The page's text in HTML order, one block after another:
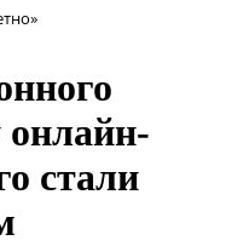
онлайн-
стали